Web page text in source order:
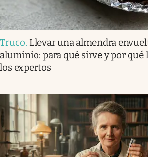
Truco. Llevar una almendra
aluminio: para qué sirve y por qué
los expertos